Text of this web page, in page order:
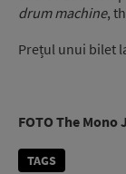
drum machine,
Prețul unui bilet
FOTO The Mono
TAGS